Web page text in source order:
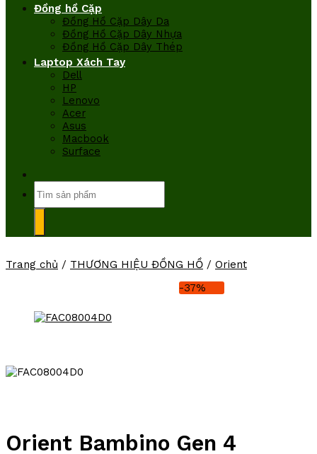
Đồng hồ Cặp
Đồng Hồ Cặp Dây Da
Đồng Hồ Cặp Dây Nhựa
Đồng Hồ Cặp Dây Thép
Laptop Xách Tay
Dell
HP
Lenovo
Acer
Asus
Macbook
Surface
kiếm:
Trang chủ / THƯƠNG HIỆU ĐỒNG HỒ / Orient
-37%
Orient Bambino Gen 4